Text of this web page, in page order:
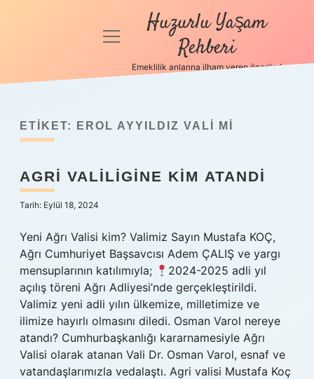
Anasayfa
Politikası
Hakkımızda
menüyü
Huzurlu Yaşam
Rehberi
Emeklilik anlarına ilham veren öneriler!
ETIKET: EROL AYYILDIZ VALI MI
AGRI VALILIGINE KIM ATANDI
Tarih: Eylül 18, 2024
Yeni Ağrı Valisi kim? Valimiz Sayın Mustafa KOÇ,
Ağrı Cumhuriyet Başsavcısı Adem ÇALIŞ ve yargı
mensuplarının katılımıyla;
2024-2025 adli yıl
açılış töreni Ağrı Adliyesi’nde gerçekleştirildi.
Valimiz yeni adli yılın ülkemize, milletimize ve
ilimize hayırlı olmasını diledi. Osman Varol nereye
atandı? Cumhurbaşkanlığı kararnamesiyle Ağrı
Valisi olarak atanan Vali Dr. Osman Varol, esnaf ve
vatandaşlarımızla vedalaştı. Agri valisi Mustafa Koç